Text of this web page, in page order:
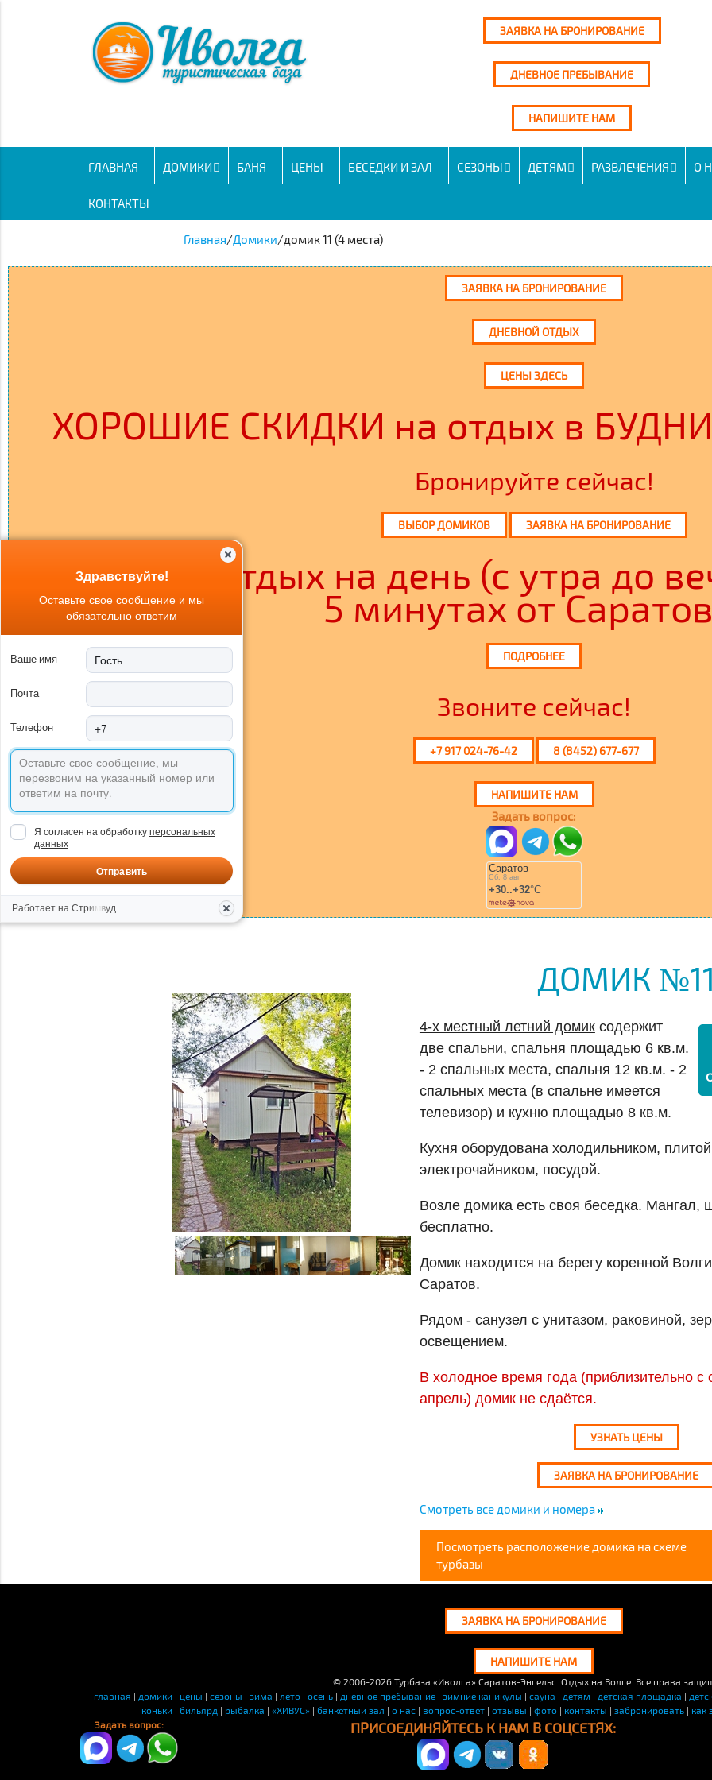
ЗАЯВКА НА БРОНИРОВАНИЕ
ДНЕВНОЕ ПРЕБЫВАНИЕ
НАПИШИТЕ НАМ
ГЛАВНАЯ ДОМИКИ БАНЯ ЦЕНЫ БЕСЕДКИ И ЗАЛ СЕЗОНЫ ДЕТЯМ РАЗВЛЕЧЕНИЯ О
КОНТАКТЫ
Главная/Домики/домик 11 (4 места)
ЗАЯВКА НА БРОНИРОВАНИЕ
ДНЕВНОЙ ОТДЫХ
ЦЕНЫ ЗДЕСЬ
ХОРОШИЕ СКИДКИ на отдых в БУДНИ
Бронируйте сейчас!
ВЫБОР ДОМИКОВ ЗАЯВКА НА БРОНИРОВАНИЕ
Отличный отдых на день (с утра до
5 минутах от
ПОДРОБНЕЕ
Звоните сейчас!
+7 917 024-76-42 8 (8452) 677-677
НАПИШИТЕ НАМ
Задать вопрос:
ДОМИК
4-х местный летний домиксодержит
две спальни, спальня площадью 6 кв.м.
- 2 спальных места, спальня 12 кв.м. - 2
спальных места (в спальне имеется
телевизор) и кухню площадью 8 кв.м.
Кухня оборудована холодильником,
электрочайником, посудой.
Возле домика есть своя беседка. Мангал,
бесплатно.
Домик находится на берегу коренной
Саратов.
Рядом - санузел с унитазом, раковиной,
освещением.
В холодное время года (приблизительно с
апрель) домик не сдаётся.
УЗНАТЬ ЦЕНЫ
ЗАЯВКА НА БРОНИРОВАНИЕ
Смотреть все домики и номера
Посмотреть расположение домика на схеме
турбазы
ЗАЯВКА НА БРОНИРОВАНИЕ
НАПИШИТЕ НАМ
© 2006-2026Турбаза «Иволга» Саратов-Энгельс. Отдых на Волге. Все права
главная | домики | цены |сезоны |зима | лето |осень | дневное пребывание |зимние каникулы |сауна | детям | детская площадка |
коньки |бильярд | рыбалка |«ХИВУС» |банкетный зал |о нас | вопрос-ответ |отзывы |фото | контакты |забронировать | как
Задать вопрос:
ПРИСОЕДИНЯЙТЕСЬ К НАМ В СОЦСЕТЯХ:
Здравствуйте!
Оставьте свое сообщение и мы
обязательно ответим
Ваше имя
Почта
Телефон
Я согласен на обработкуперсональных
данных
Отправить
Работает на Стримвуд